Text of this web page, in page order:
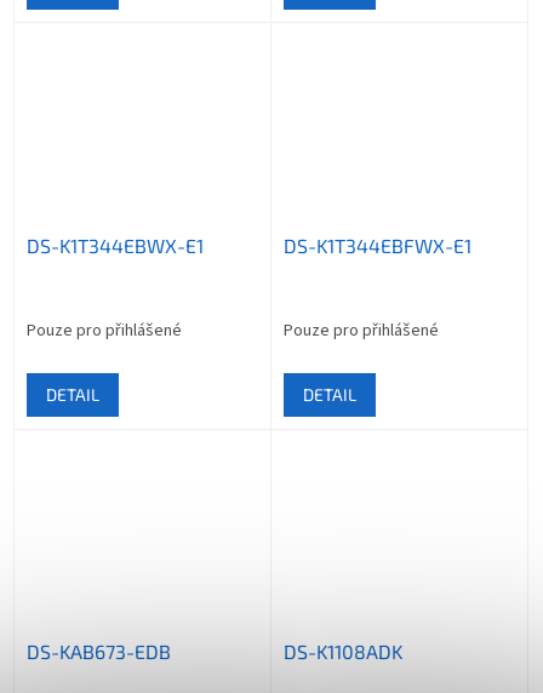
DS-K1T344EBWX-E1
Pouze pro přihlášené
DETAIL
DS-K1T344EBFWX-E1
Pouze pro přihlášené
DETAIL
DS-KAB673-EDB DS-K1108ADK